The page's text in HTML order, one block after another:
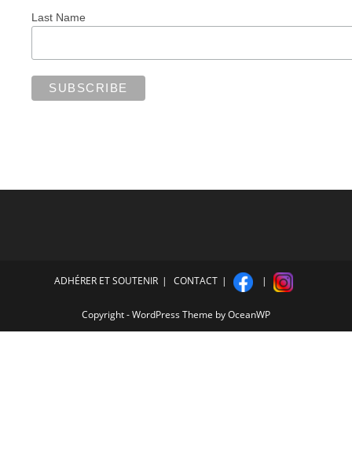
Last Name
ADHÉRER ET SOUTENIR CONTACT
Copyright - WordPress Theme by OceanWP